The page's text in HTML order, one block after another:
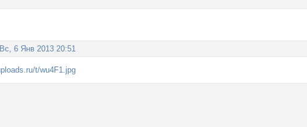
Вс, 6 Янв 2013 20:51